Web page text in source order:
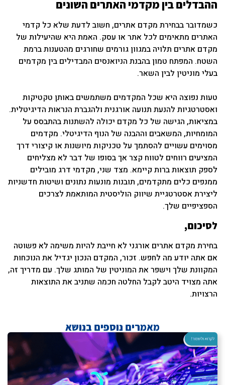
ההבדלים בין מקדמי האתרים השונים
כשמדובר בבחירת מקדם אתרים, חשוב לדעת שלא כל קדמי
האתרים מתאימים לכל אתר או עסק. האמת היא שהיעילות של
מקדם אתרים תלויה במגוון גורמים שחורגים מהטענות ברמת
השטח. המפתח טמון בהבנת הניואנסים המבדילים בין מקדמים
בעלי מוניטין לבין השאר.
טעות נפוצה היא שכל המקדמים משתמשים באותן טקטיקות
ואסטרטגיות להנעת תנועה אורגנית ולהגברת הנראות הדיגיטלית.
במציאות, הגישה של כל מקדם יכולה להשתנות בהתבסס על
המומחיות, המשאבים וההבנה של הנוף הדיגיטלי. מקדמים
מסוימים עשויים להסתמך על טכניקות מיושנות או קיצורי דרך
המציעים רווחים לטווח קצר אך בסופו של דבר לא מצליחים
לספק תוצאות ברות קיימא. מצד שני, מקדמי דרג מובילים
ממנפים כלים מתקדמים, תובנות מונעות נתונים ושיטות חדשניות
ליצירת אסטרטגיית שיווק הוליסטית המותאמת לצרכים
הספציפיים שלך.
לסיכום,
בחירת מקדם אתרים אורגני לא חייבת להיות משימה לא פשוטה
אם אתה יודע מה לחפש. זכור, המקדם הנכון יגדיל את הנוכחות
המקוונת שלך וישפר את המוניטין של המותג שלך. עם מדריך זה,
אתה מצויד היטב לקבל החלטה חכמה שתניב את התוצאות
הרצויות.
מאמרים נוספים בנושא